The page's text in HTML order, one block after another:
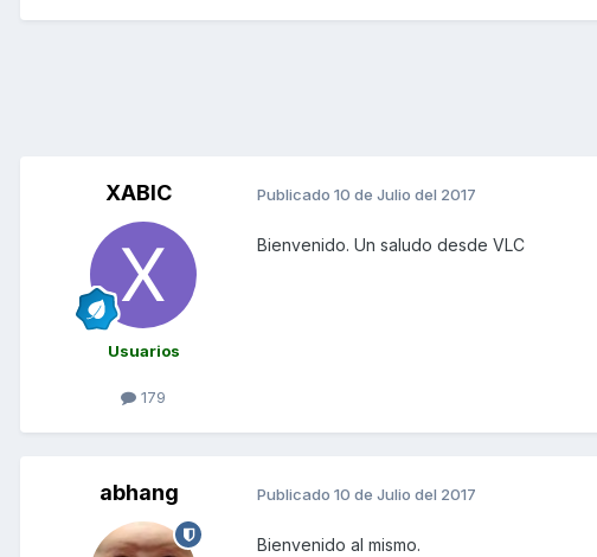
XABIC
Usuarios
179
Publicado 10 de Julio del 2017
Bienvenido. Un saludo desde VLC
abhang Publicado 10 de Julio del 2017
Bienvenido al mismo.